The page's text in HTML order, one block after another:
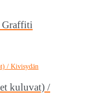
Graffiti
kuluvat) /